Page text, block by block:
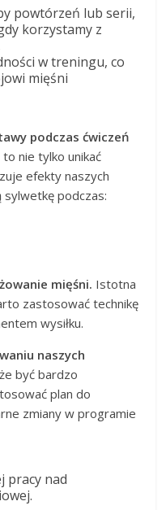
powtórzeń lub serii,
korzystamy z
w treningu, co
mięśni
podczas ćwiczeń
nie tylko unikać
efekty naszych
sylwetkę podczas:
mięśni. Istotna
zastosować technikę
wysiłku.
naszych
być bardzo
plan do
zmiany w programie
pracy nad